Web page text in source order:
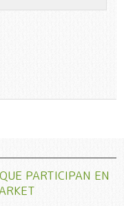
PARTICIPAN EN